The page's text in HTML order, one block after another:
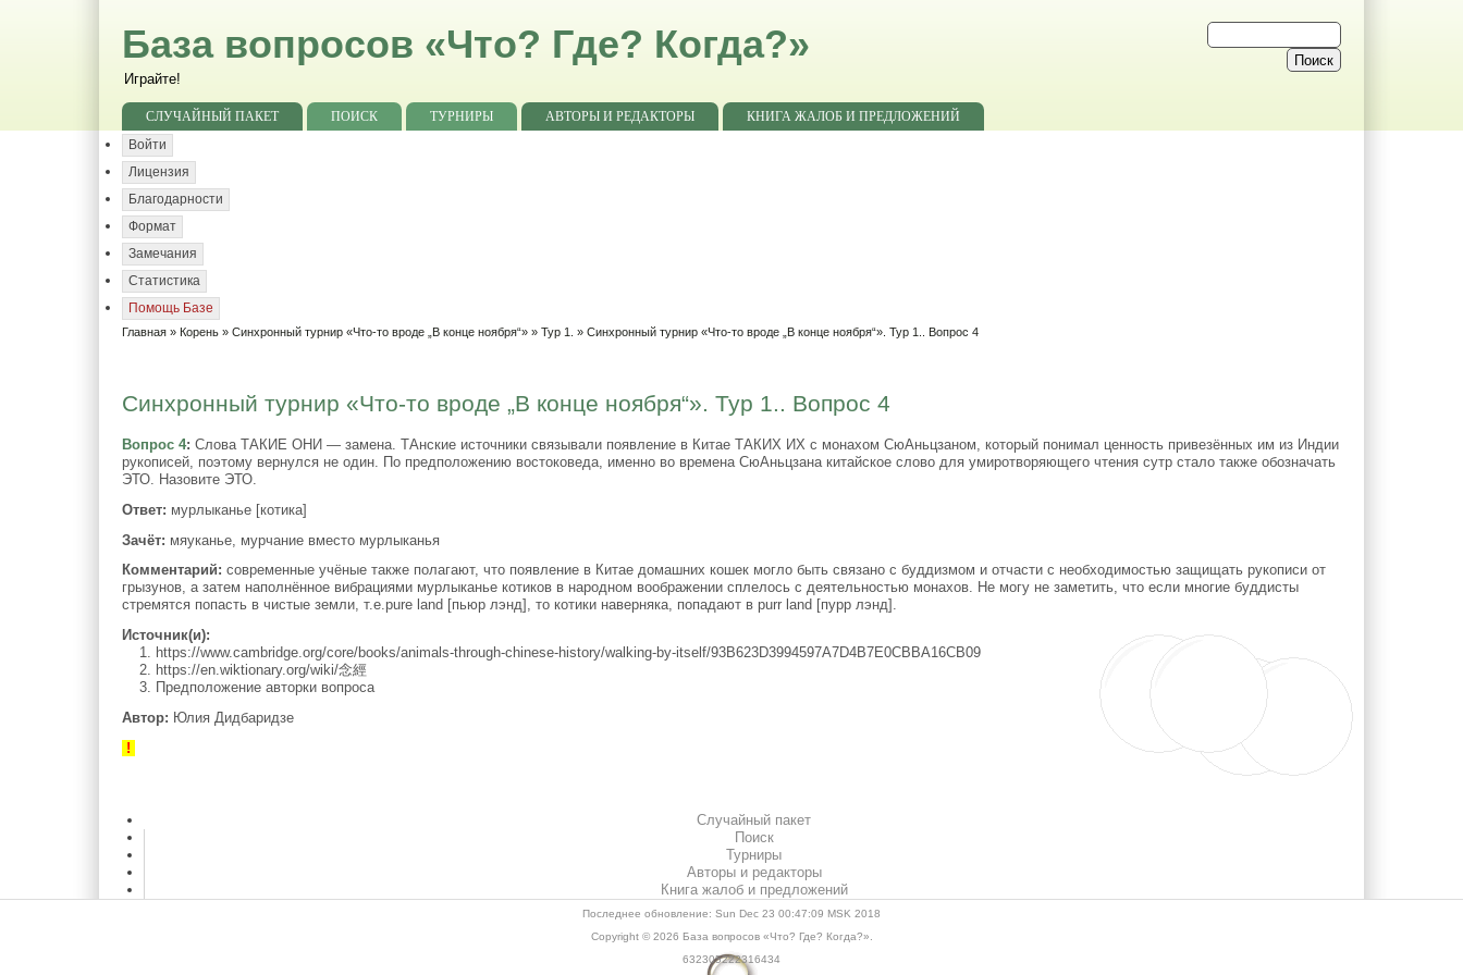
База вопросов «Что? Где? Когда?»
Играйте!
СЛУЧАЙНЫЙ ПАКЕТ ПОИСК ТУРНИРЫ АВТОРЫ И РЕДАКТОРЫ
КНИГА ЖАЛОБ И ПРЕДЛОЖЕНИЙ
Войти
Лицензия
Благодарности
Формат
Замечания
Статистика
Помощь Базе
Главная » Корень »Синхронный турнир «Что-то вроде „В конце ноября“» »Тур 1. » Синхронный турнир «Что-то вроде „В конце ноября“». Тур 1.. Вопрос 4
Синхронный турнир «Что-то вроде „В конце ноября“». Тур 1.. Вопрос 4
Вопрос 4: Слова ТАКИЕ ОНИ — замена. ТАнские источники связывали появление в Китае ТАКИХ ИХ с монахом СюАньцзаном, который понимал ценность привезённых им из Индии
рукописей, поэтому вернулся не один. По предположению востоковеда, именно во времена СюАньцзана китайское слово для умиротворяющего чтения сутр стало также обозначать
ЭТО. Назовите ЭТО.
Ответ: мурлыканье [котика]
Зачёт: мяуканье, мурчание вместо мурлыканья
Комментарий: современные учёные также полагают, что появление в Китае домашних кошек могло быть связано с буддизмом и отчасти с необходимостью защищать рукописи от
грызунов, а затем наполнённое вибрациями мурлыканье котиков в народном воображении сплелось с деятельностью монахов. Не могу не заметить, что если многие буддисты
стремятся попасть в чистые земли, т.е.pure land [пьюр лэнд], то котики наверняка, попадают в purr land [пурр лэнд].
Источник(и):
1. https://www.cambridge.org/core/books/animals-through-chinese-history/walking-by-itself/93B623D3994597A7D4B7E0CBBA16CB09
2. https://en.wiktionary.org/wiki/念經
3. Предположение авторки вопроса
Автор: Юлия Дидбаридзе
!
Случайный пакет
Поиск
Турниры
Авторы и редакторы
Книга жалоб и предложений
Последнее обновление: Sun Dec 23 00:47:09 MSK 2018
Copyright © 2026 База вопросов «Что? Где? Когда?».
632305222316434